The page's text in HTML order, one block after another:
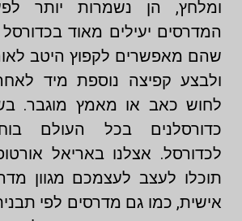
ומלחץ, הן נשמרות יותר
המדרסים יעילים מאוד
שהם מאפשרים לקפוץ היטב
ולבצע קפיצה נוספת מיד
לחוש כאב או מאמץ מוגבר.
כדורסלנים בכל העולם
לכדורסל. אצלנו באריאל
תוכלו לעצב לעצמכם מגוון
אישית, כמו גם מדרסים לפי